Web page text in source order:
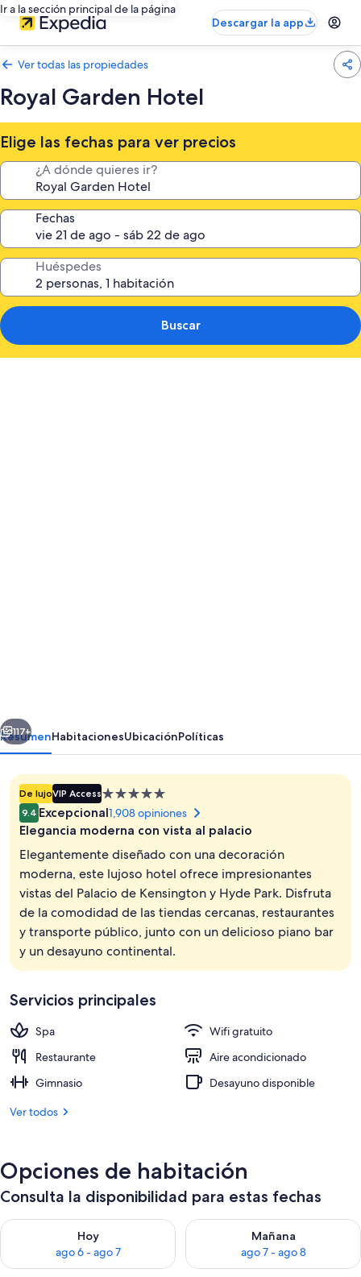
Ir a la sección principal de la página
Descargar la app
Ver todas las propiedades
Royal Garden Hotel
Elige las fechas para ver precios
¿A dónde quieres ir?
Fechas
Huéspedes
Buscar
Habitación Deluxe con 2 camas
Siguiente
117+
ResumenHabitacionesUbicaciónPolíticas
De lujoVIP AccessPropiedad
de
5.0
9.4 Excepcional1,908 opiniones
Elegancia moderna con vista al palacio
Elegantemente diseñado con una decoración
moderna, este lujoso hotel ofrece impresionantes
vistas del Palacio de Kensington y Hyde Park. Disfruta
de la comodidad de las tiendas cercanas, restaurantes
y transporte público, junto con un delicioso piano bar
y un desayuno continental.
Servicios principales
Spa
Wifi gratuito
Restaurante
Aire acondicionado
Gimnasio
Desayuno disponible
Ver todos
Opciones de habitación
Consulta la disponibilidad para estas fechas
Hoy
ago 6 - ago 7
Consulta la disponibilidad para hoy ago 6 - ago 7
Mañana
ago 7 - ago 8
Consulta la disponibilidad